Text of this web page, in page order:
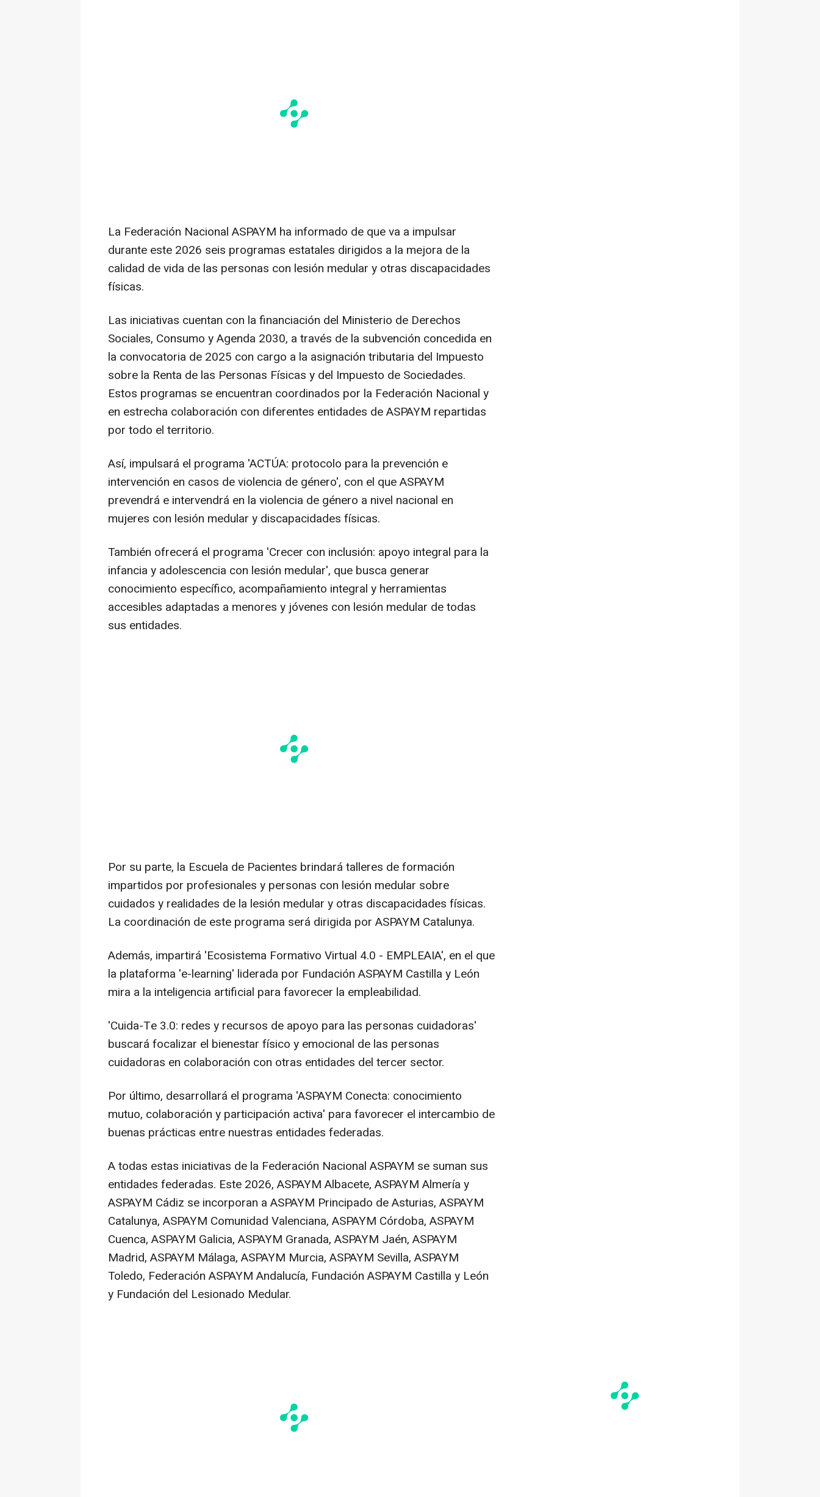
La Federación Nacional ASPAYM ha informado de que va a impulsar
durante este 2026 seis programas estatales dirigidos a la mejora de la
calidad de vida de las personas con lesión medular y otras discapacidades
físicas.
Las iniciativas cuentan con la financiación del Ministerio de Derechos
Sociales, Consumo y Agenda 2030, a través de la subvención concedida en
la convocatoria de 2025 con cargo a la asignación tributaria del Impuesto
sobre la Renta de las Personas Físicas y del Impuesto de Sociedades.
Estos programas se encuentran coordinados por la Federación Nacional y
en estrecha colaboración con diferentes entidades de ASPAYM repartidas
por todo el territorio.
Así, impulsará el programa 'ACTÚA: protocolo para la prevención e
intervención en casos de violencia de género', con el que ASPAYM
prevendrá e intervendrá en la violencia de género a nivel nacional en
mujeres con lesión medular y discapacidades físicas.
También ofrecerá el programa 'Crecer con inclusión: apoyo integral para la
infancia y adolescencia con lesión medular', que busca generar
conocimiento específico, acompañamiento integral y herramientas
accesibles adaptadas a menores y jóvenes con lesión medular de todas
sus entidades.
Por su parte, la Escuela de Pacientes brindará talleres de formación
impartidos por profesionales y personas con lesión medular sobre
cuidados y realidades de la lesión medular y otras discapacidades físicas.
La coordinación de este programa será dirigida por ASPAYM Catalunya.
Además, impartirá 'Ecosistema Formativo Virtual 4.0 - EMPLEAIA', en el que
la plataforma 'e-learning' liderada por Fundación ASPAYM Castilla y León
mira a la inteligencia artificial para favorecer la empleabilidad.
'Cuida-Te 3.0: redes y recursos de apoyo para las personas cuidadoras'
buscará focalizar el bienestar físico y emocional de las personas
cuidadoras en colaboración con otras entidades del tercer sector.
Por último, desarrollará el programa 'ASPAYM Conecta: conocimiento
mutuo, colaboración y participación activa' para favorecer el intercambio de
buenas prácticas entre nuestras entidades federadas.
A todas estas iniciativas de la Federación Nacional ASPAYM se suman sus
entidades federadas. Este 2026, ASPAYM Albacete, ASPAYM Almería y
ASPAYM Cádiz se incorporan a ASPAYM Principado de Asturias, ASPAYM
Catalunya, ASPAYM Comunidad Valenciana, ASPAYM Córdoba, ASPAYM
Cuenca, ASPAYM Galicia, ASPAYM Granada, ASPAYM Jaén, ASPAYM
Madrid, ASPAYM Málaga, ASPAYM Murcia, ASPAYM Sevilla, ASPAYM
Toledo, Federación ASPAYM Andalucía, Fundación ASPAYM Castilla y León
y Fundación del Lesionado Medular.